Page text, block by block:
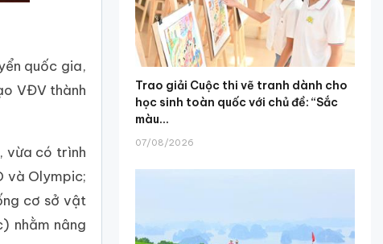
quốc gia,
VĐV thành
vừa có trình
và Olympic;
cơ sở vật
nhằm nâng
Trao giải Cuộc thi vẽ tranh dành cho
học sinh toàn quốc với chủ đề: “Sắc
màu...
07/08/2026